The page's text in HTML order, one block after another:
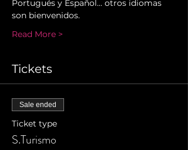
Portugués y Español... otros idiomas
son bienvenidos.
Read More >
Tickets
Sale ended
Ticket type
S.Turismo